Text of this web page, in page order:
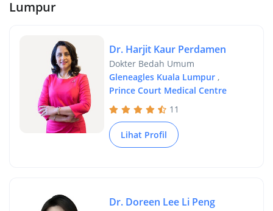
Lumpur
Dr. Harjit Kaur Perdamen
Dokter Bedah Umum
Gleneagles Kuala Lumpur,
Prince Court Medical Centre
11
Lihat Profil
Dr. Doreen Lee Li Peng